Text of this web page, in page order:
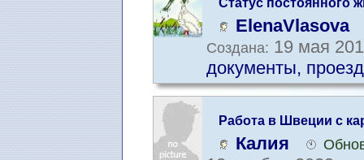
Статус постоянного
Швеции
ElenaVlasova
Создана: 19 мая
документы,
Работа в Швеции с
Калия